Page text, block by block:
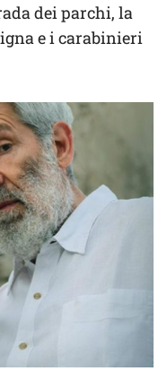
dei parchi, la
e i carabinieri